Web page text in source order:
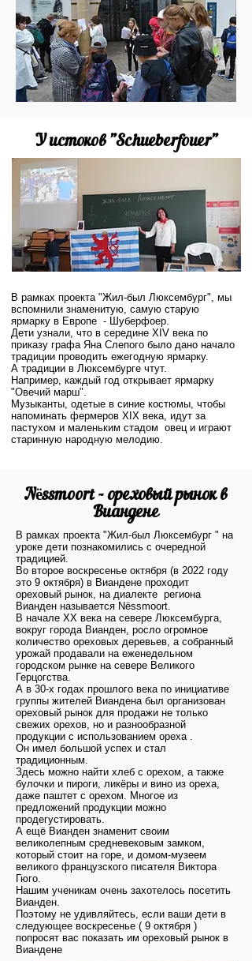
У истоков "Schueberfouer"
В рамках проекта "Жил-был Люксембург", мы
вспомнили знаменитую, самую старую
ярмарку в Европе - Шуберфоер.
Дети узнали, что в середине XIV века по
приказу графа Яна Слепого было дано начало
традиции проводить ежегодную ярмарку.
А традиции в Люксембурге чтут.
Например, каждый год открывает ярмарку
"Овечий марш".
Музыканты, одетые в синие костюмы, чтобы
напоминать фермеров XIX века, идут за
пастухом и маленьким стадом овец и играют
старинную народную мелодию.
Nëssmoort - ореховый рынок в
Виандене
В рамках проекта "Жил-был Люксембург " на
уроке дети познакомились с очередной
традицией.
Во второе воскресенье октября (в 2022 году
это 9 октября) в Виандене проходит
ореховый рынок, на диалекте региона
Вианден называется Nëssmoort.
В начале ХХ века на севере Люксембурга,
вокруг города Вианден, росло огромное
количество ореховых деревьев, а собранный
урожай продавали на еженедельном
городском рынке на севере Великого
Герцогства.
А в 30-х годах прошлого века по инициативе
группы жителей Виандена был организован
ореховый рынок для продажи не только
свежих орехов, но и разнообразной
продукции с использованием ореха .
Он имел большой успех и стал
традиционным.
Здесь можно найти хлеб с орехом, а также
булочки и пироги, ликёры и вино из ореха,
даже паштет с орехом. Многое из
предложений продукции можно
продегустировать.
А ещё Вианден знаменит своим
великолепным средневековым замком,
который стоит на горе, и домом-музеем
великого французского писателя Виктора
Гюго.
Нашим ученикам очень захотелось посетить
Вианден.
Поэтому не удивляйтесь, если ваши дети в
следующее воскресенье ( 9 октября )
попросят вас показать им ореховый рынок в
Виандене